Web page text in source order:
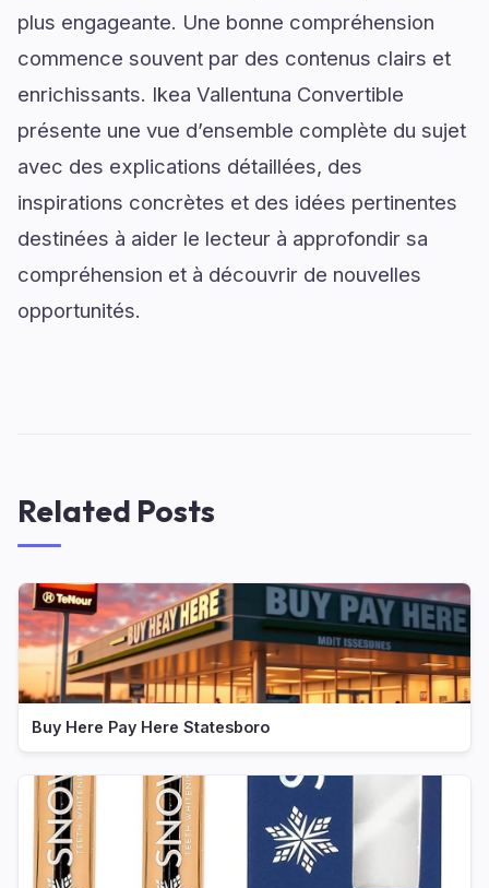
plus engageante. Une bonne compréhension
commence souvent par des contenus clairs et
enrichissants. Ikea Vallentuna Convertible
présente une vue d’ensemble complète du sujet
avec des explications détaillées, des
inspirations concrètes et des idées pertinentes
destinées à aider le lecteur à approfondir sa
compréhension et à découvrir de nouvelles
opportunités.
Related Posts
Buy Here Pay Here Statesboro